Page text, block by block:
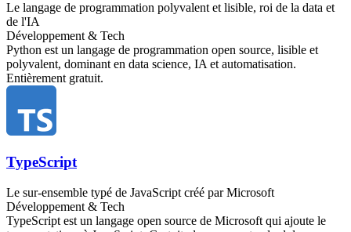
Le langage de programmation polyvalent et lisible, roi de la data et
de l'IA
Développement & Tech
Python est un langage de programmation open source, lisible et
polyvalent, dominant en data science, IA et automatisation.
Entièrement gratuit.
TypeScript
Le sur-ensemble typé de JavaScript créé par Microsoft
Développement & Tech
TypeScript est un langage open source de Microsoft qui ajoute le